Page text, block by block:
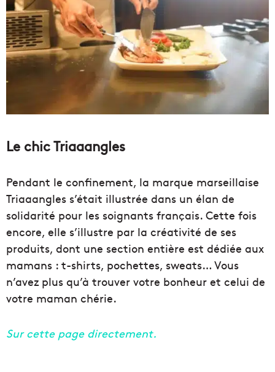
Le chic Triaaangles
Pendant le confinement, la marque marseillaise
Triaaangles s’était illustrée dans un élan de
solidarité pour les soignants français. Cette fois
encore, elle s’illustre par la créativité de ses
produits, dont une section entière est dédiée aux
mamans : t-shirts, pochettes, sweats… Vous
n’avez plus qu’à trouver votre bonheur et celui de
votre maman chérie.
Sur cette page directement.